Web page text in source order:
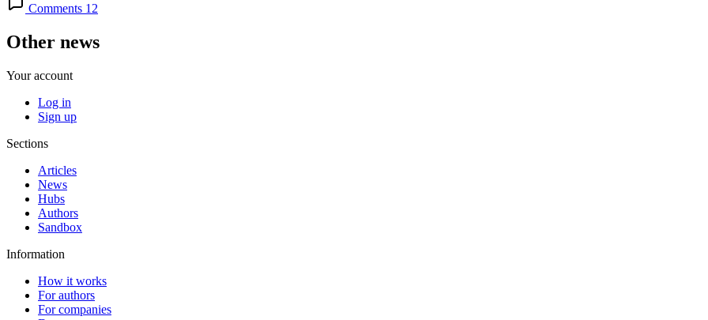
Comments 12
Other news
Your account
Log in
Sign up
Sections
Articles
News
Hubs
Authors
Sandbox
Information
How it works
For authors
For companies